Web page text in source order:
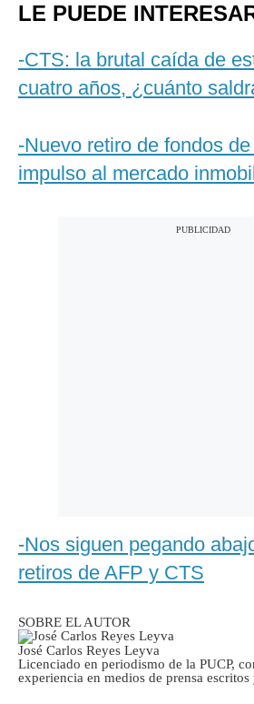
LE PUEDE
-CTS: la brutal caída de
cuatro años, ¿cuánto
-Nuevo retiro de fondos
impulso al mercado
-Nos siguen pegando
retiros de AFP y CTS
SOBRE EL AUTOR
José Carlos Reyes Leyva
Licenciado en periodismo de la PUCP,
experiencia en medios de prensa